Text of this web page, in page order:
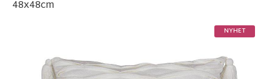
48x48cm
NYHET